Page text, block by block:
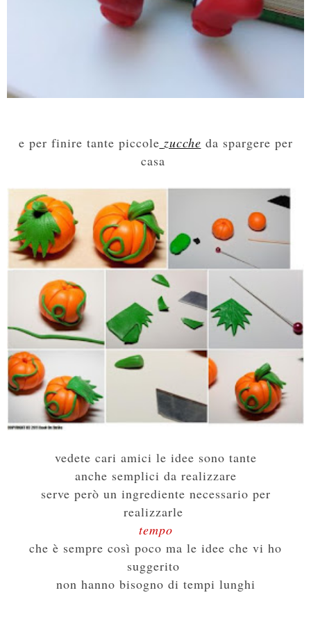
e per finire tante piccole zucche da spargere per
casa
vedete cari amici le idee sono tante
anche semplici da realizzare
serve però un ingrediente necessario per
realizzarle
tempo
che è sempre così poco ma le idee che vi ho
suggerito
non hanno bisogno di tempi lunghi